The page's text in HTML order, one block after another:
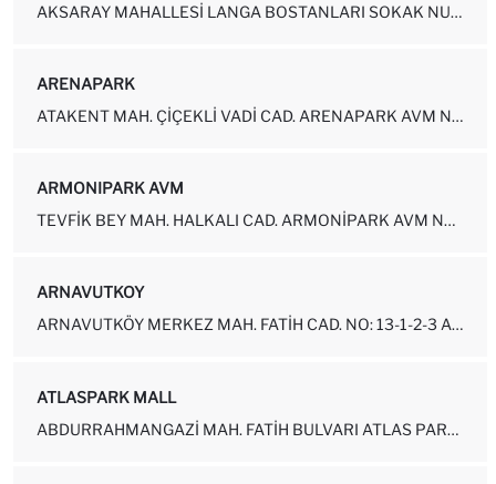
AKSARAY MAHALLESI LANGA BOSTANLARI SOKAK NUMARA: 2 FATIH-İSTANBUL
ARENAPARK
ATAKENT MAH. ÇIÇEKLI VADI CAD. ARENAPARK AVM NO:1-1B07 KÜÇÜKÇEKMECE...
ARMONIPARK AVM
TEVFIK BEY MAH. HALKALI CAD. ARMONIPARK AVM NO:130-35-1 KÜÇÜKÇEKME...
ARNAVUTKOY
ARNAVUTKÖY MERKEZ MAH. FATIH CAD. NO: 13-1-2-3 ARNAVUTKÖY-İSTANBUL
ATLASPARK MALL
ABDURRAHMANGAZI MAH. FATIH BULVARI ATLAS PARK AVM NO: 67-15-16-17A ...